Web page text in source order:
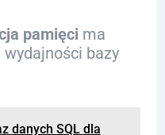
pamięci ma
bazy
danych SQL dla